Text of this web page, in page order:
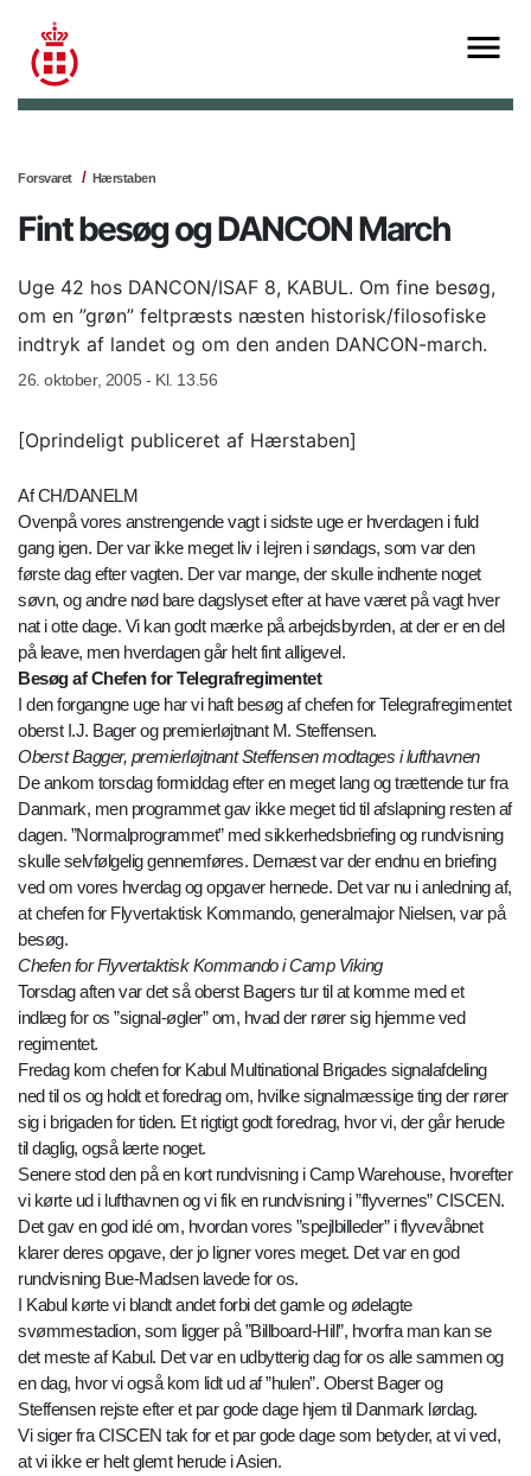
Forsvaret Hærstaben
Fint besøg og DANCON March
Uge 42 hos DANCON/ISAF 8, KABUL. Om fine besøg,
om en ”grøn” feltpræsts næsten historisk/filosofiske
indtryk af landet og om den anden DANCON-march.
26. oktober, 2005 - Kl. 13.56
[Oprindeligt publiceret af Hærstaben]
Af CH/DANELM
Ovenpå vores anstrengende vagt i sidste uge er hverdagen i fuld
gang igen. Der var ikke meget liv i lejren i søndags, som var den
første dag efter vagten. Der var mange, der skulle indhente noget
søvn, og andre nød bare dagslyset efter at have været på vagt hver
nat i otte dage. Vi kan godt mærke på arbejdsbyrden, at der er en del
på leave, men hverdagen går helt fint alligevel.
Besøg af Chefen for Telegrafregimentet
I den forgangne uge har vi haft besøg af chefen for Telegrafregimentet
oberst I.J. Bager og premierløjtnant M. Steffensen.
Oberst Bagger, premierløjtnant Steffensen modtages i lufthavnen
De ankom torsdag formiddag efter en meget lang og trættende tur fra
Danmark, men programmet gav ikke meget tid til afslapning resten af
dagen. ”Normalprogrammet” med sikkerhedsbriefing og rundvisning
skulle selvfølgelig gennemføres. Dernæst var der endnu en briefing
ved om vores hverdag og opgaver hernede. Det var nu i anledning af,
at chefen for Flyvertaktisk Kommando, generalmajor Nielsen, var på
besøg.
Chefen for Flyvertaktisk Kommando i Camp Viking
Torsdag aften var det så oberst Bagers tur til at komme med et
indlæg for os ”signal-øgler” om, hvad der rører sig hjemme ved
regimentet.
Fredag kom chefen for Kabul Multinational Brigades signalafdeling
ned til os og holdt et foredrag om, hvilke signalmæssige ting der rører
sig i brigaden for tiden. Et rigtigt godt foredrag, hvor vi, der går herude
til daglig, også lærte noget.
Senere stod den på en kort rundvisning i Camp Warehouse, hvorefter
vi kørte ud i lufthavnen og vi fik en rundvisning i ”flyvernes” CISCEN.
Det gav en god idé om, hvordan vores ”spejlbilleder” i flyvevåbnet
klarer deres opgave, der jo ligner vores meget. Det var en god
rundvisning Bue-Madsen lavede for os.
I Kabul kørte vi blandt andet forbi det gamle og ødelagte
svømmestadion, som ligger på ”Billboard-Hill”, hvorfra man kan se
det meste af Kabul. Det var en udbytterig dag for os alle sammen og
en dag, hvor vi også kom lidt ud af ”hulen”. Oberst Bager og
Steffensen rejste efter et par gode dage hjem til Danmark lørdag.
Vi siger fra CISCEN tak for et par gode dage som betyder, at vi ved,
at vi ikke er helt glemt herude i Asien.